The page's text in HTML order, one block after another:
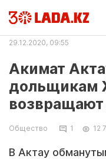
29.12.2020, 09:55
Акимат
дольщикам
возвращают
Общество 1 12
В Актау